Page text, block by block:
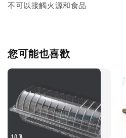
不可以接觸火源和食品
您可能也喜歡